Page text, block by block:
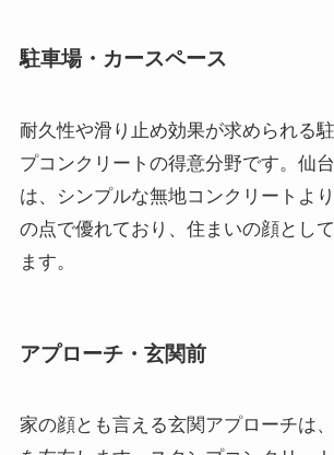
駐車場・カースペース
耐久性や滑り止め効果が求められる
プコンクリートの得意分野です。仙
は、シンプルな無地コンクリートよ
の点で優れており、住まいの顔とし
ます。
アプローチ・玄関前
家の顔とも言える玄関アプローチは